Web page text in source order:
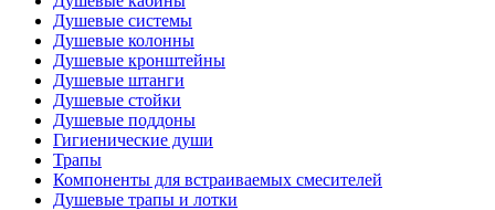
Душевые системы
Душевые колонны
Душевые кронштейны
Душевые штанги
Душевые стойки
Душевые поддоны
Гигиенические души
Трапы
Компоненты для встраиваемых смесителей
Душевые трапы и лотки